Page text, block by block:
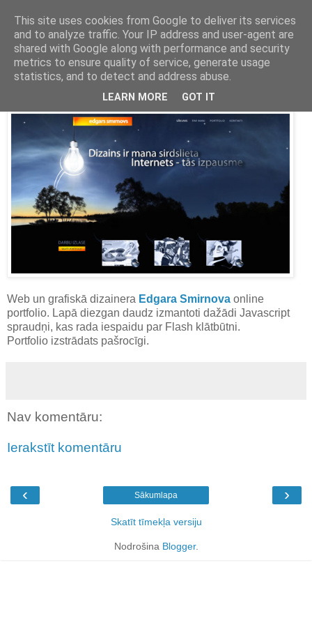
Latvijas labākās mājas lapas
2010. gada 12. novembris
Edgars Smirnovs
Web un grafiskā dizainera Edgara Smirnova online
portfolio. Lapā diezgan daudz izmantoti dažādi Javascript
spraudņi, kas rada iespaidu par Flash klātbūtni.
Portfolio izstrādats pašrocīgi.
Nav komentāru:
Ierakstīt komentāru
‹ ›
Sākumlapa
Skatīt tīmekļa versiju
Nodrošina Blogger.
This site uses cookies from Google to deliver its services
and to analyze traffic. Your IP address and user-agent are
shared with Google along with performance and security
metrics to ensure quality of service, generate usage
statistics, and to detect and address abuse.
LEARN MORE GOT IT